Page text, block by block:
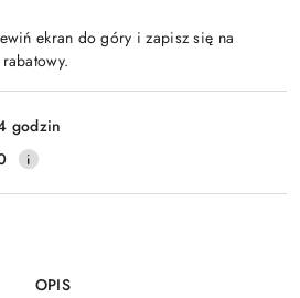
ekran do góry i zapisz się na
godzin
OPIS